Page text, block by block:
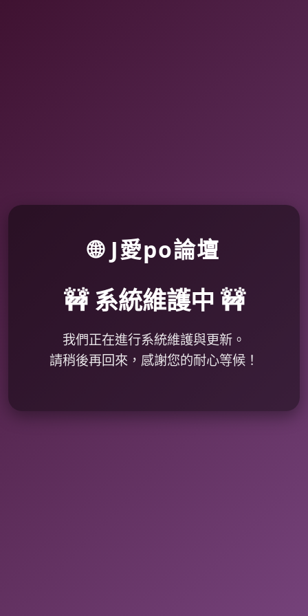
🌐 J愛po論壇
🚧 系統維護中 🚧
我們正在進行系統維護與更新。
請稍後再回來，感謝您的耐心等候！